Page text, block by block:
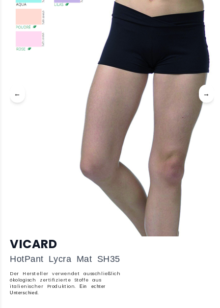
← →
VICARD
HotPant Lycra Mat SH35
Der Hersteller verwendet ausschließlich
ökologisch zertifizierte Stoffe aus
italienischer Produktion.
Ein echter
Unterschied.